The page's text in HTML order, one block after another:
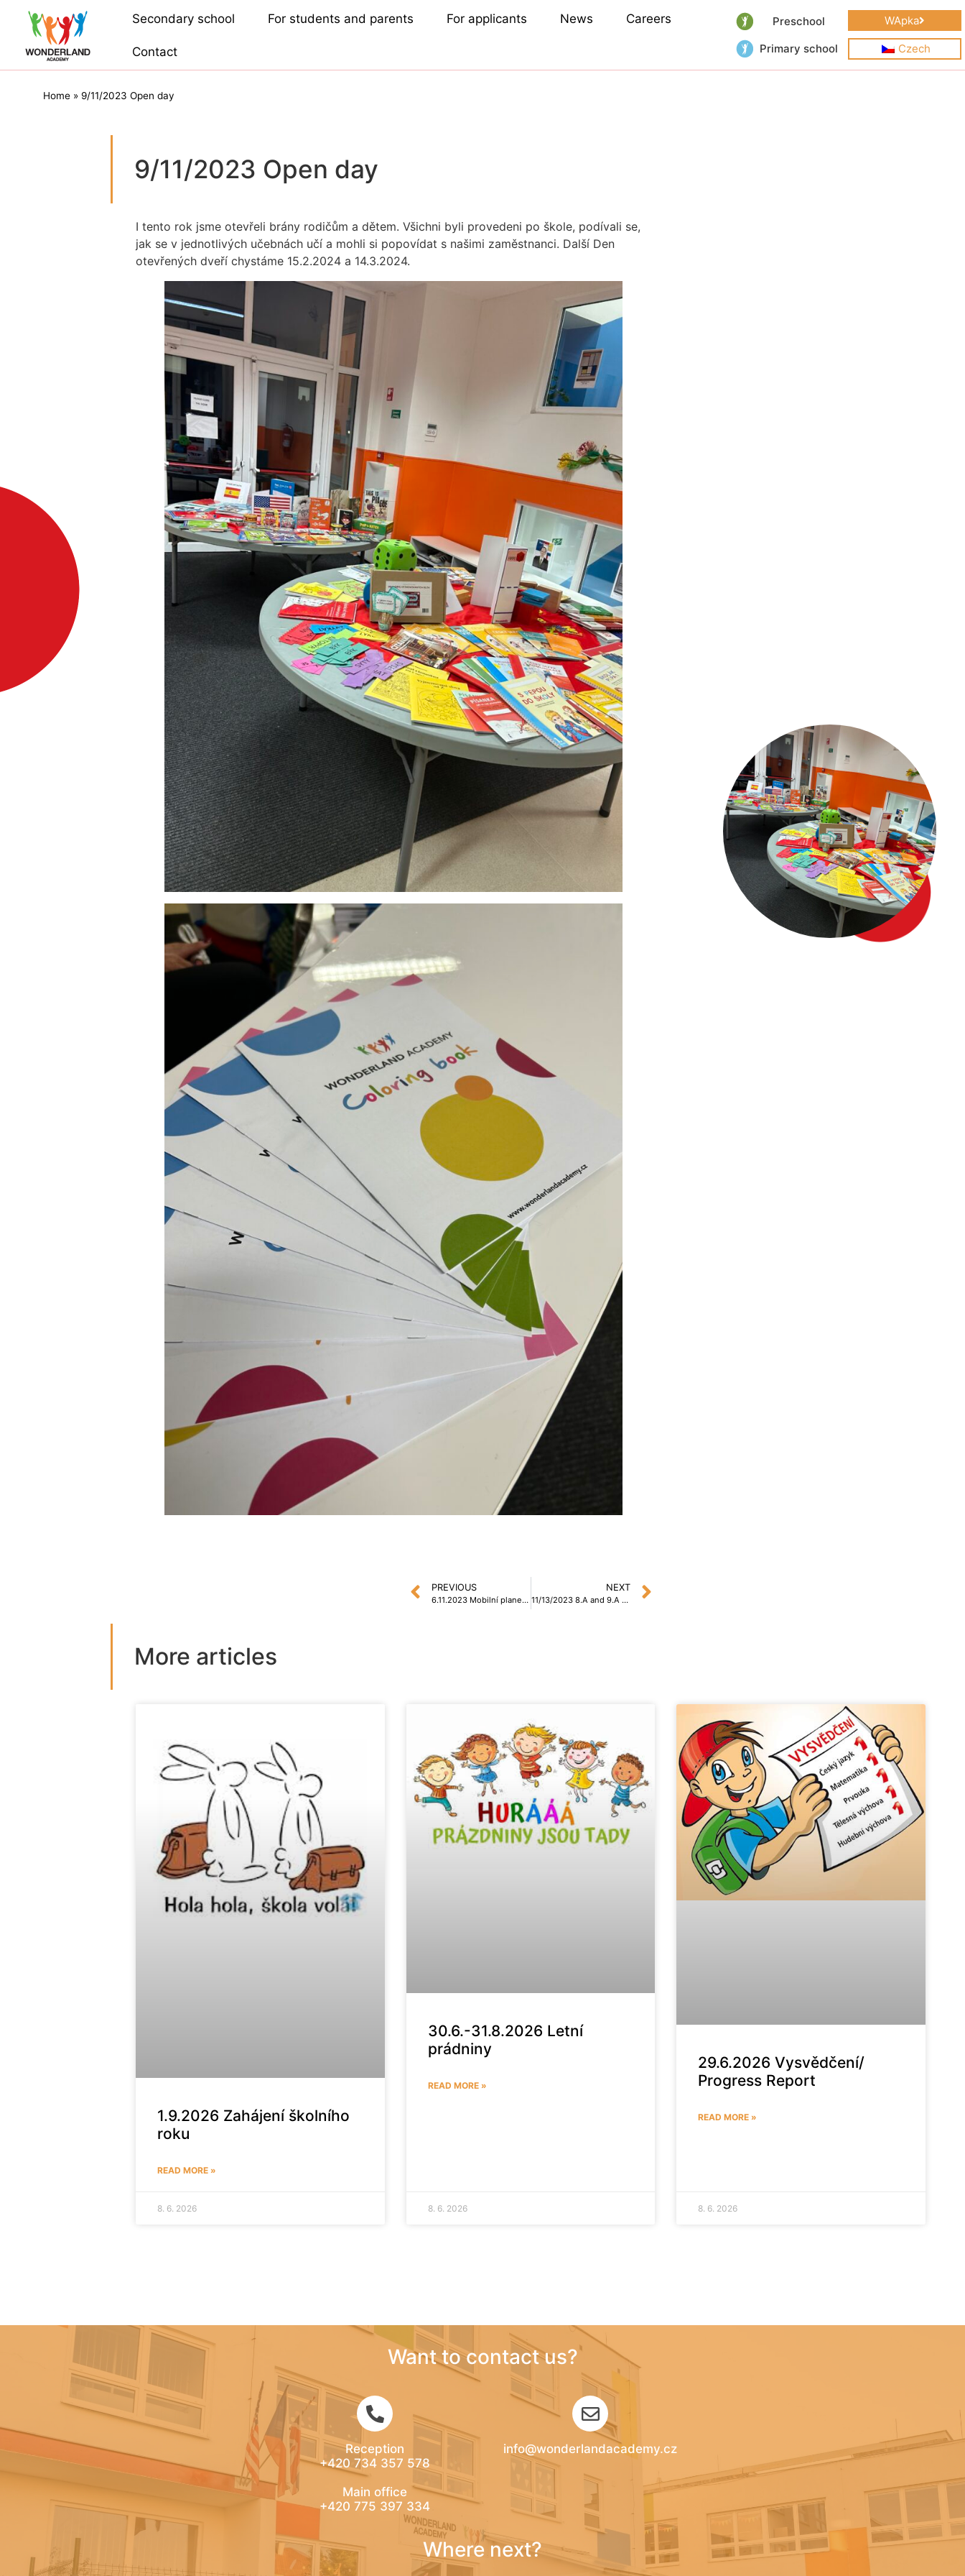
Secondary school For students and parents For applicants News Careers
Contact
Preschool
Primary school
WApka
Czech
Home » 9/11/2023 Open day
9/11/2023 Open day
I tento rok jsme otevřeli brány rodičům a dětem. Všichni byli provedeni po škole, podívali se,
jak se v jednotlivých učebnách učí a mohli si popovídat s našimi zaměstnanci. Další Den
otevřených dveří chystáme 15.2.2024 a 14.3.2024.
PREVIOUS
6.11.2023 Mobilní planetárium
NEXT
11/13/2023 8.A and 9.A at The School of Design
More articles
1.9.2026 Zahájení školního
roku
READ MORE »
8. 6. 2026
30.6.-31.8.2026 Letní
prádniny
READ MORE »
8. 6. 2026
29.6.2026 Vysvědčení/
Progress Report
READ MORE »
8. 6. 2026
Want to contact us?
Reception
+420 734 357 578
Main office
+420 775 397 334
info@wonderlandacademy.cz​
Where next?